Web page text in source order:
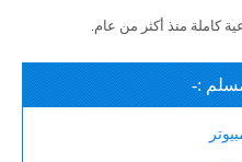
كاملة منذ أكثر من عام.
:-